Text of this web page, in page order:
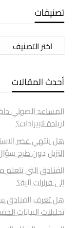
تصنيفات
تصنيفات
أحدث المقالات
المساعد الصوتي
لزيادة الإيرادات؟
هل ينتهي عصر
النزيل دون طرح
الفنادق التي
إلى قرارات آلية؟
هل تعرف الفنادق
تحليلات البيانات